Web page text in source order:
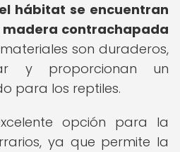
hábitat se encuentran
madera contrachapada
materiales son duraderos,
y proporcionan un
para los reptiles.
opción para la
ya que permite la